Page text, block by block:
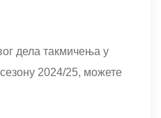
дела такмичења у
2024/25, можете